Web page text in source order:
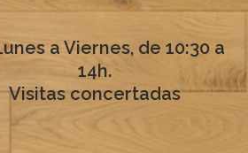
a Viernes, de 10:30 a
14h.
Visitas concertadas